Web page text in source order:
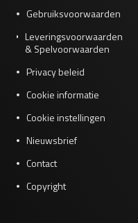
Gebruiksvoorwaarden
Leveringsvoorwaarden
& Spelvoorwaarden
Privacy beleid
Cookie informatie
Cookie instellingen
Nieuwsbrief
Contact
Copyright